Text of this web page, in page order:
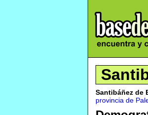
Santibáñez de
provincia de